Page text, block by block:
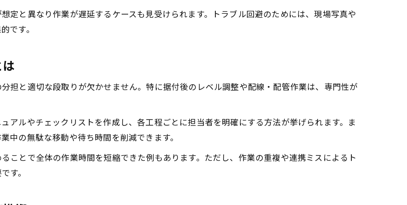
定と異なり作業が遅延するケースも見受けられます。トラブル回避のためには、現場写真や
です。
担と適切な段取りが欠かせません。特に据付後のレベル調整や配線・配管作業は、専門性が
アルやチェックリストを作成し、各工程ごとに担当者を明確にする方法が挙げられます。ま
中の無駄な移動や待ち時間を削減できます。
ことで全体の作業時間を短縮できた例もあります。ただし、作業の重複や連携ミスによるト
す。